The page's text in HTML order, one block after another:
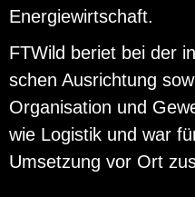
En­er­gie­wirt­schaft.
FT­Wild be­riet bei der
schen Aus­rich­tung
Or­ga­ni­sa­ti­on und
wie Lo­gis­tik und war
Um­set­zung vor Ort